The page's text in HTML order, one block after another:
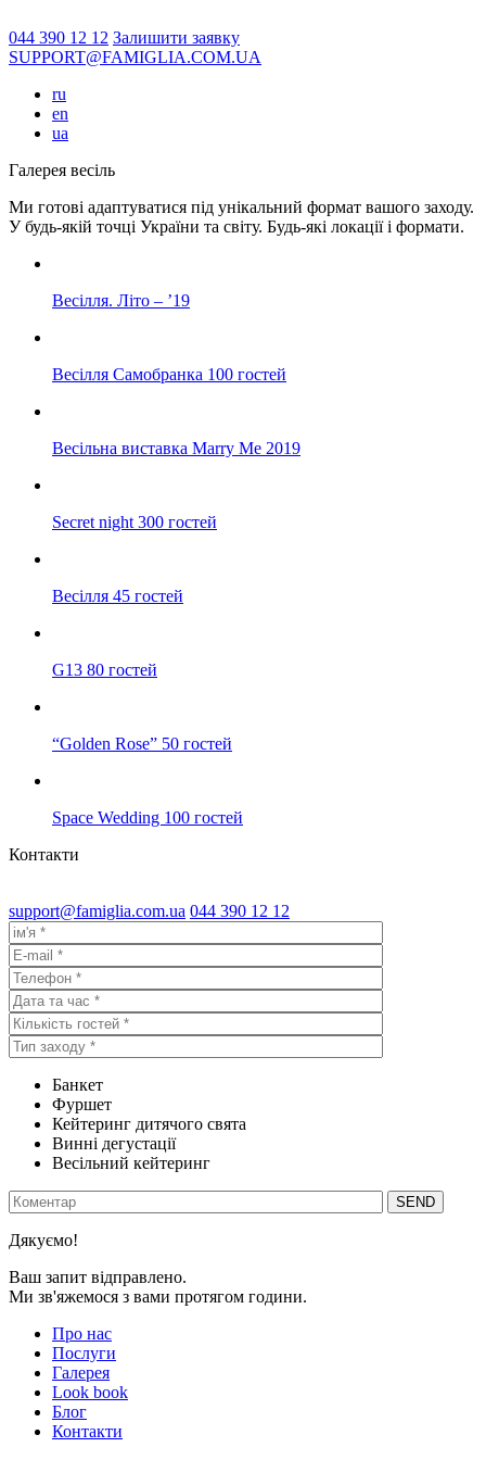
044 390 12 12 Залишити заявку
SUPPORT@FAMIGLIA.COM.UA
ru
en
ua
Галерея весіль
Ми готові адаптуватися під унікальний формат вашого заходу.
У будь-якій точці України та світу. Будь-які локації і формати.
Весілля. Літо – ’19
Весілля Самобранка 100 гостей
Весільна виставка Marry Me 2019
Secret night 300 гостей
Весілля 45 гостей
G13 80 гостей
“Golden Rose” 50 гостей
Space Wedding 100 гостей
Контакти
support@famiglia.com.ua 044 390 12 12
Банкет
Фуршет
Кейтеринг дитячого свята
Винні дегустації
Весільний кейтеринг
Дякуємо!
Ваш запит відправлено.
Ми зв'яжемося з вами протягом години.
Про нас
Послуги
Галерея
Look book
Блог
Контакти